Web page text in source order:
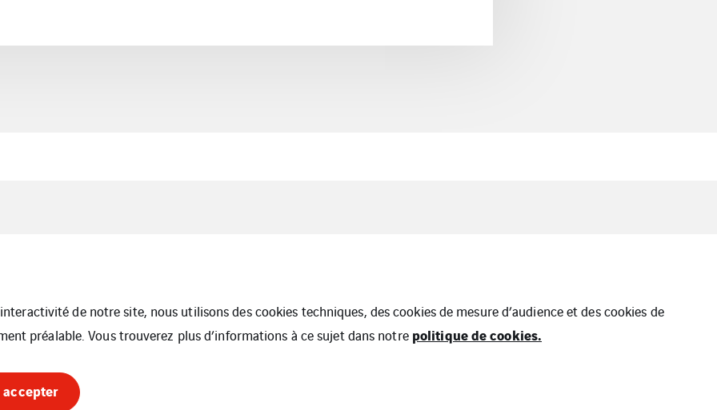
de notre site, nous utilisons des cookies techniques, des cookies de mesure d’audience et des cookies de
préalable. Vous trouverez plus d’informations à ce sujet dans notre politique de cookies.
accepter